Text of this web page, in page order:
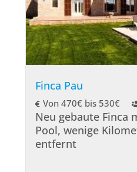
Finca Pau
Von 470€ bis 530€
Neu gebaute Finca
Pool, wenige
entfernt